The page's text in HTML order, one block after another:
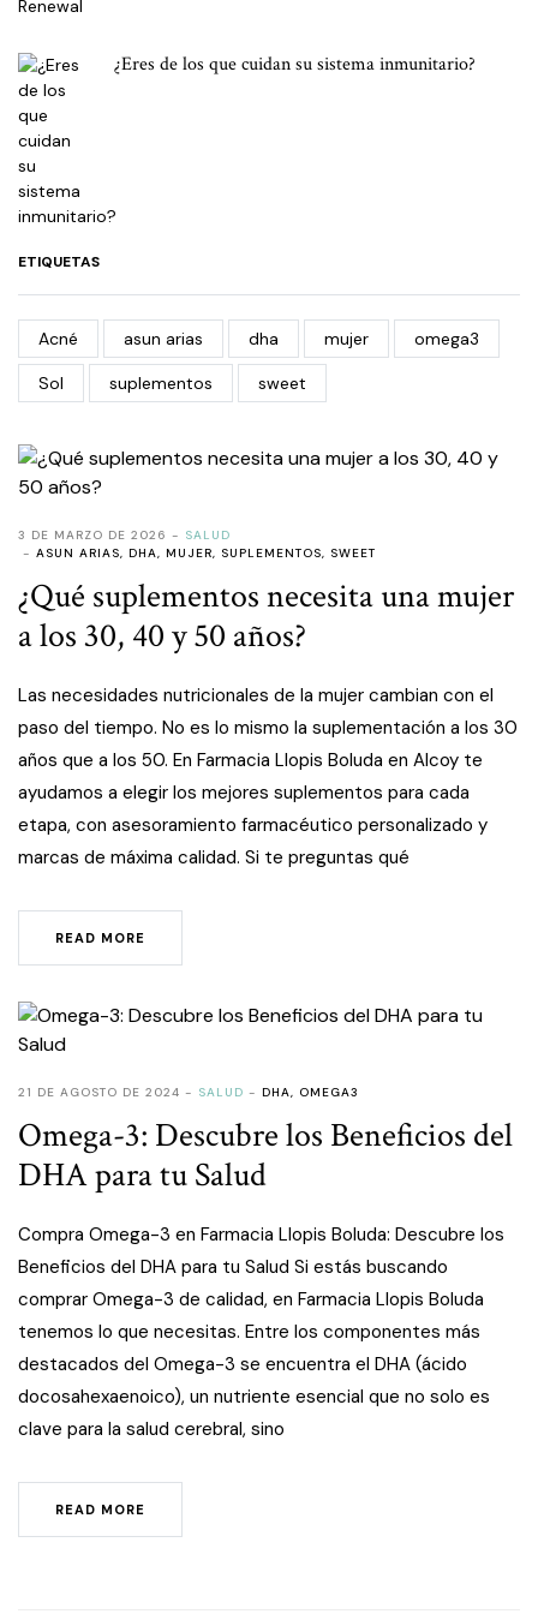
¿Eres de los que cuidan su sistema inmunitario?
ETIQUETAS
Acné asun arias dha mujer omega3
Sol suplementos sweet
3 DE MARZO DE 2026
SALUD
ASUN ARIAS, DHA, MUJER, SUPLEMENTOS, SWEET
¿Qué suplementos necesita una mujer
a los 30, 40 y 50 años?
Las necesidades nutricionales de la mujer cambian con el
paso del tiempo. No es lo mismo la suplementación a los 30
años que a los 50. En Farmacia Llopis Boluda en Alcoy te
ayudamos a elegir los mejores suplementos para cada
etapa, con asesoramiento farmacéutico personalizado y
marcas de máxima calidad. Si te preguntas qué
READ MORE
21 DE AGOSTO DE 2024 SALUD DHA, OMEGA3
Omega-3: Descubre los Beneficios del
DHA para tu Salud
Compra Omega-3 en Farmacia Llopis Boluda: Descubre los
Beneficios del DHA para tu Salud Si estás buscando
comprar Omega-3 de calidad, en Farmacia Llopis Boluda
tenemos lo que necesitas. Entre los componentes más
destacados del Omega-3 se encuentra el DHA (ácido
docosahexaenoico), un nutriente esencial que no solo es
clave para la salud cerebral, sino
READ MORE